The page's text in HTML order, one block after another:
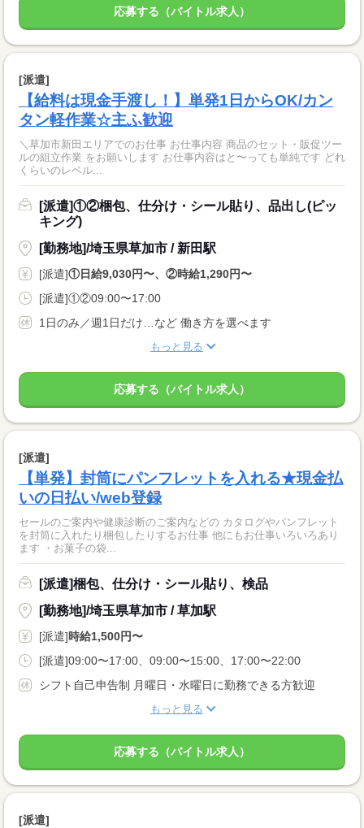
応募する（バイトル求人）
[派遣]
【給料は現金手渡し！】単発1日からOK/カン
タン軽作業☆主ふ歓迎
＼草加市新田エリアでのお仕事 お仕事内容 商品のセット・販促ツー
ルの組立作業 をお願いします お仕事内容はと〜っても単純です どれ
くらいのレベル...
[派遣]①②梱包、仕分け・シール貼り、品出し(ピッ
キング)
[勤務地]/埼玉県草加市 / 新田駅
[派遣]①日給9,030円〜、②時給1,290円〜
[派遣]①②09:00〜17:00
1日のみ／週1日だけ…など 働き方を選べます
もっと見る
応募する（バイトル求人）
[派遣]
【単発】封筒にパンフレットを入れる★現金払
いの日払い/web登録
セールのご案内や健康診断のご案内などの カタログやパンフレット
を封筒に入れたり梱包したりするお仕事 他にもお仕事いろいろあり
ます ・お菓子の袋...
[派遣]梱包、仕分け・シール貼り、検品
[勤務地]/埼玉県草加市 / 草加駅
[派遣]時給1,500円〜
[派遣]09:00〜17:00、09:00〜15:00、17:00〜22:00
シフト自己申告制 月曜日・水曜日に勤務できる方歓迎
もっと見る
応募する（バイトル求人）
[派遣]